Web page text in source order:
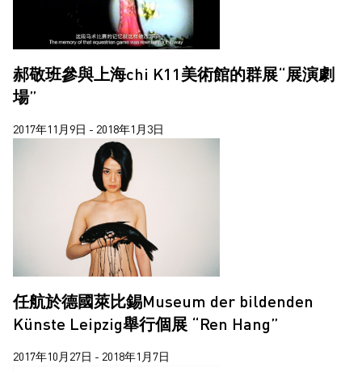
郝敬班參與上海chi K11美術館的群展“展演劇
場”
2017年11月9日 - 2018年1月3日
任航於德國萊比錫Museum der bildenden
Künste Leipzig舉行個展 “Ren Hang”
2017年10月27日 - 2018年1月7日